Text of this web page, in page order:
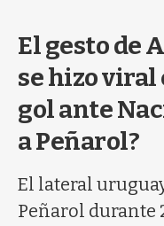
El gesto de
se hizo viral
gol ante
a Peñarol?
El lateral
Peñarol durante